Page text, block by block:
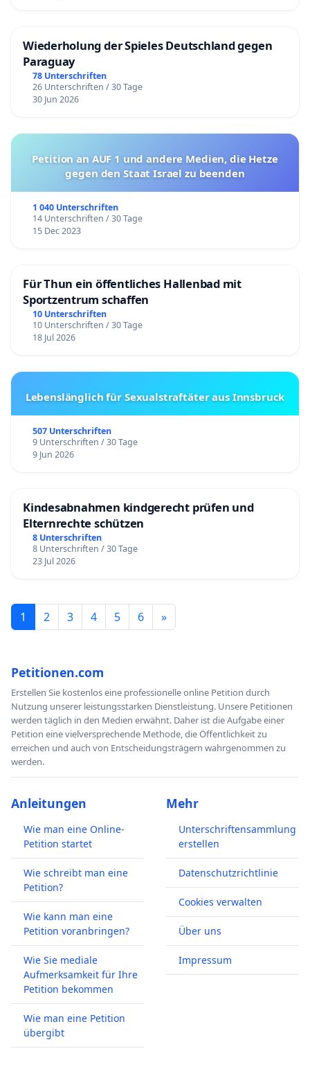
Wiederholung der Spieles Deutschland gegen
Paraguay
78 Unterschriften
26 Unterschriften / 30 Tage
30 Jun 2026
Petition an AUF 1 und andere Medien, die Hetze
gegen den Staat Israel zu beenden
1 040 Unterschriften
14 Unterschriften / 30 Tage
15 Dec 2023
Für Thun ein öffentliches Hallenbad mit
Sportzentrum schaffen
10 Unterschriften
10 Unterschriften / 30 Tage
18 Jul 2026
Lebenslänglich für Sexualstraftäter aus Innsbruck
507 Unterschriften
9 Unterschriften / 30 Tage
9 Jun 2026
Kindesabnahmen kindgerecht prüfen und
Elternrechte schützen
8 Unterschriften
8 Unterschriften / 30 Tage
23 Jul 2026
1 2 3 4 5 6 »
Petitionen.com
Erstellen Sie kostenlos eine professionelle online Petition durch
Nutzung unserer leistungsstarken Dienstleistung. Unsere Petitionen
werden täglich in den Medien erwähnt. Daher ist die Aufgabe einer
Petition eine vielversprechende Methode, die Öffentlichkeit zu
erreichen und auch von Entscheidungsträgern wahrgenommen zu
werden.
Anleitungen
Wie man eine Online-
Petition startet
Wie schreibt man eine
Petition?
Wie kann man eine
Petition voranbringen?
Wie Sie mediale
Aufmerksamkeit für Ihre
Petition bekommen
Wie man eine Petition
übergibt
Mehr
Unterschriftensammlung
erstellen
Datenschutzrichtlinie
Cookies verwalten
Über uns
Impressum